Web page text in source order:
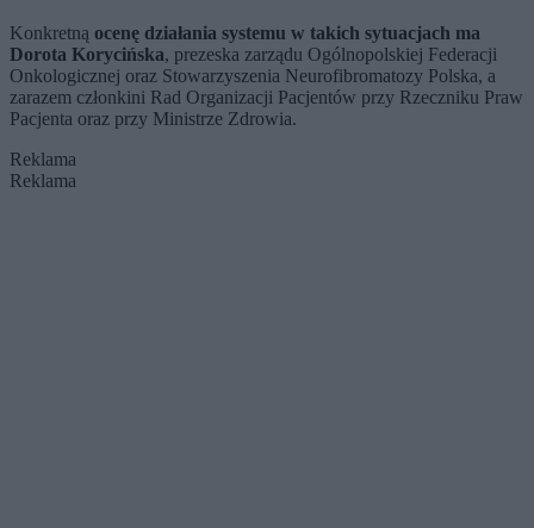
Konkretną ocenę działania systemu w takich sytuacjach ma
Dorota Korycińska, prezeska zarządu Ogólnopolskiej Federacji
Onkologicznej oraz Stowarzyszenia Neurofibromatozy Polska, a
zarazem członkini Rad Organizacji Pacjentów przy Rzeczniku Praw
Pacjenta oraz przy Ministrze Zdrowia.
Reklama
Reklama